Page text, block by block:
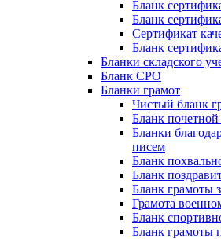
Бланк
Бланк
Сертификат
Бланк
Бланки складского
Бланк СРО
Бланки грамот
Чистый бланк
Бланк
Бланки
писем
Бланк
Бланк
Бланк грамоты
Грамота
Бланк
Бланк грамоты